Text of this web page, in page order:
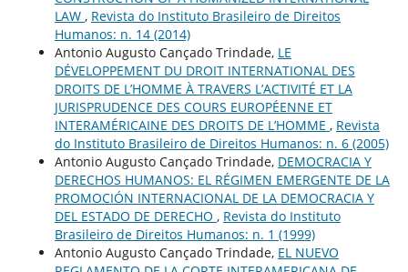
LAW , Revista do Instituto Brasileiro de Direitos
Humanos: n. 14 (2014)
Antonio Augusto Cançado Trindade, LE
DÉVELOPPEMENT DU DROIT INTERNATIONAL DES
DROITS DE L’HOMME À TRAVERS L’ACTIVITÉ ET LA
JURISPRUDENCE DES COURS EUROPÉENNE ET
INTERAMÉRICAINE DES DROITS DE L’HOMME , Revista
do Instituto Brasileiro de Direitos Humanos: n. 6 (2005)
Antonio Augusto Cançado Trindade, DEMOCRACIA Y
DERECHOS HUMANOS: EL RÉGIMEN EMERGENTE DE LA
PROMOCIÓN INTERNACIONAL DE LA DEMOCRACIA Y
DEL ESTADO DE DERECHO , Revista do Instituto
Brasileiro de Direitos Humanos: n. 1 (1999)
Antonio Augusto Cançado Trindade, EL NUEVO